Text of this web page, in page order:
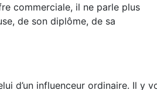
valorise un produit, met en
commerciale, il ne parle plus
de son diplôme, de sa